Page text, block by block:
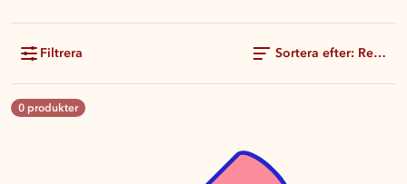
Filtrera Sortera efter:
0 produkter